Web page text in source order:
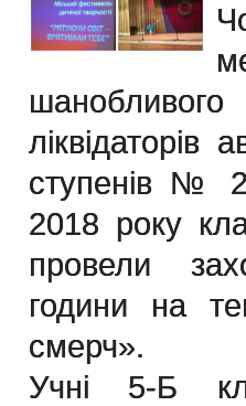
ліквідаторів
ступенів №
2018 року
провели
години на
смерч».
Учні 5-Б